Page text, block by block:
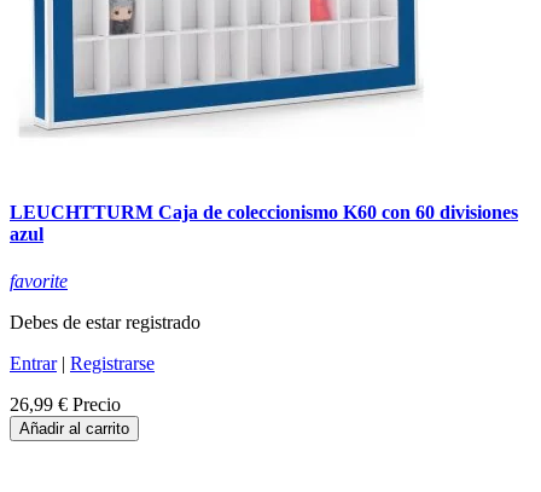
LEUCHTTURM Caja de coleccionismo K60 con 60 divisiones
azul
favorite
Debes de estar registrado
Entrar| Registrarse
26,99 € Precio
Añadir al carrito